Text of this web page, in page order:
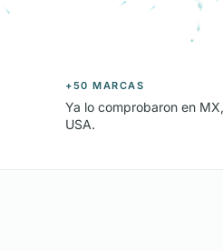
+50 MARCAS
Ya lo comprobaron en
USA.